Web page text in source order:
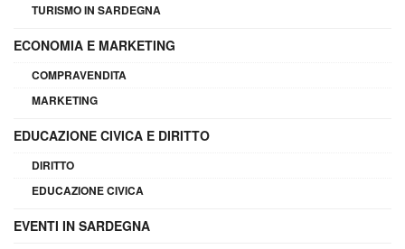
TURISMO IN SARDEGNA
ECONOMIA E MARKETING
COMPRAVENDITA
MARKETING
EDUCAZIONE CIVICA E DIRITTO
DIRITTO
EDUCAZIONE CIVICA
EVENTI IN SARDEGNA